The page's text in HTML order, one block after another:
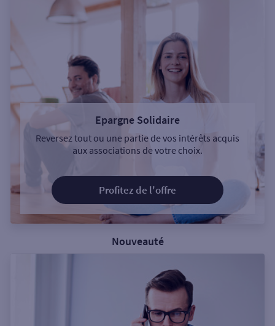
Epargne Solidaire
Reversez tout ou une partie de vos intérêts acquis
aux associations de votre choix.
Profitez de l'offre
Nouveauté